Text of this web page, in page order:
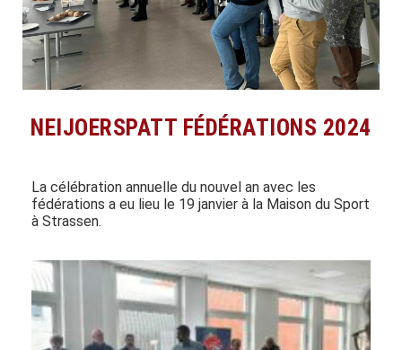
NEIJOERSPATT FÉDÉRATIONS 2024
La célébration annuelle du nouvel an avec les
fédérations a eu lieu le 19 janvier à la Maison du Sport
à Strassen.